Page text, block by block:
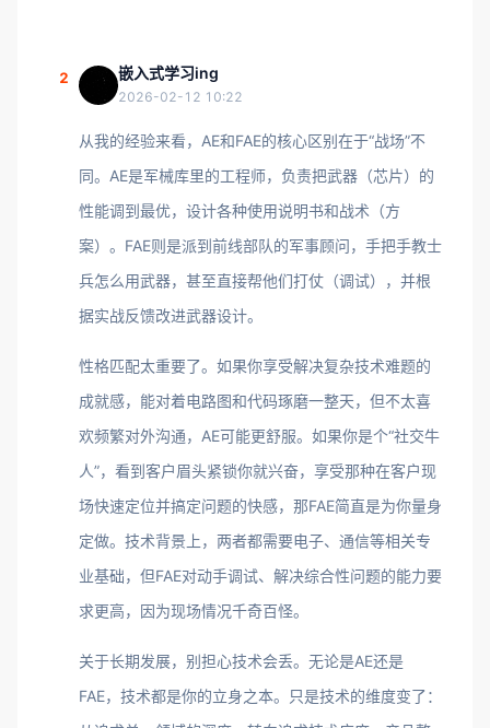
2 嵌入式学习ing
2026-02-12 10:22
从我的经验来看，AE和FAE的核心区别在于“战场”不
同。AE是军械库里的工程师，负责把武器（芯片）的
性能调到最优，设计各种使用说明书和战术（方
案）。FAE则是派到前线部队的军事顾问，手把手教士
兵怎么用武器，甚至直接帮他们打仗（调试），并根
据实战反馈改进武器设计。
性格匹配太重要了。如果你享受解决复杂技术难题的
成就感，能对着电路图和代码琢磨一整天，但不太喜
欢频繁对外沟通，AE可能更舒服。如果你是个“社交牛
人”，看到客户眉头紧锁你就兴奋，享受那种在客户现
场快速定位并搞定问题的快感，那FAE简直是为你量身
定做。技术背景上，两者都需要电子、通信等相关专
业基础，但FAE对动手调试、解决综合性问题的能力要
求更高，因为现场情况千奇百怪。
关于长期发展，别担心技术会丢。无论是AE还是
FAE，技术都是你的立身之本。只是技术的维度变了：